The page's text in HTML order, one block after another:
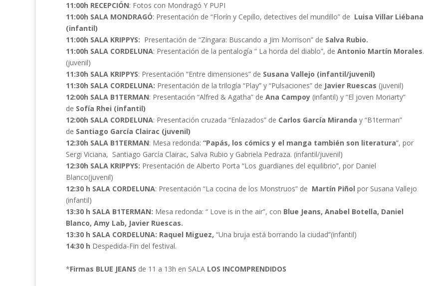
11:00h RECEPCIÓN: Fotos con Mondragó Y PUPI
11:00h SALA MONDRAGÓ: Presentación de “Florín y Cepillo, detectives del mundillo” de Luisa Villar Liébana
(infantil)
11:00h SALA KRIPPYS: Presentación de “Zíngara: Buscando a Jim Morrison” de Salva Rubio.
11:00h SALA CORDELUNA: Presentación de la pentalogía “ La horda del diablo”, de Antonio Martín Morales.
(juvenil)
11:30h SALA KRIPPYS: Presentación “Entre dimensiones” de Susana Vallejo (infantil/juvenil)
11:30h SALA CORDELUNA: Presentación de la trilogía “Play” y “Pulsaciones” de Javier Ruescas (juvenil)
12:00h SALA B1TERMAN: Presentación “Alfred & Agatha” de Ana Campoy (infantil) y “El joven Moriarty”
de Sofía Rhei (infantil)
12:00h SALA CORDELUNA: Presentación cruzada “Enlazados” de Carlos García Miranda y “B1terman”
de Santiago García Clairac (juvenil)
12:30h SALA B1TERMAN: Mesa redonda: “Papás, los cómics y el manga también son literatura”, por
Sergi Viciana, Santiago García Clairac, Salva Rubio y Gabriela Pedraza. (infantil/juvenil)
12:30h SALA KRIPPYS: Presentación de Alberto Porta “Los guardianes del equilibrio”, por Daniel
Blanco(juvenil)
12:30 h SALA CORDELUNA: Presentación “La cocina de los Monstruos” de Martín Piñol por Susana Vallejo
(infantil)
13:30 h SALA B1TERMAN: Mesa redonda: “ Love is in the air”, con Blue Jeans, Anabel Botella, Daniel
Blanco, Amy Lab, Javier Ruescas.
13:30 h SALA CORDELUNA: Raquel Miguez, “Una bruja está borrando la ciudad”(infantil)
14:30 h Despedida-Fin del festival.
*Firmas BLUE JEANS de 11 a 13h en SALA LOS INCOMPRENDIDOS